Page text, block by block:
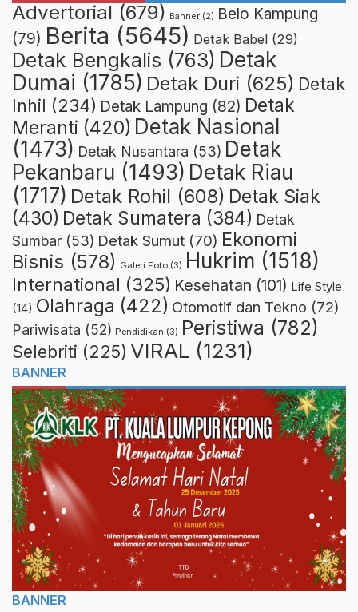
Advertorial (679) Banner (2) Belo Kampung
(79) Berita (5645) Detak Babel (29)
Detak Bengkalis (763) Detak
Dumai (1785) Detak Duri (625) Detak
Inhil (234) Detak Lampung (82) Detak
Meranti (420) Detak Nasional
(1473) Detak Nusantara (53) Detak
Pekanbaru (1493) Detak Riau
(1717) Detak Rohil (608) Detak Siak
(430) Detak Sumatera (384) Detak
Sumbar (53) Detak Sumut (70) Ekonomi
Bisnis (578) Galeri Foto (3) Hukrim (1518)
International (325) Kesehatan (101) Life Style
(14) Olahraga (422) Otomotif dan Tekno (72)
Pariwisata (52) Pendidikan (3) Peristiwa (782)
Selebriti (225) VIRAL (1231)
BANNER
BANNER